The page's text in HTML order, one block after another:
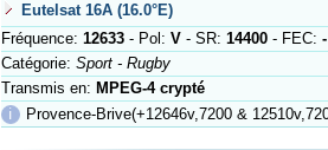
Eutelsat 16A (16.0°E)
Fréquence: 12633- Pol: V- SR: 14400- FEC: -
Catégorie: Sport - Rugby
Transmis en: MPEG-4 crypté
ℹ
Provence-Brive(+12646v,7200 &